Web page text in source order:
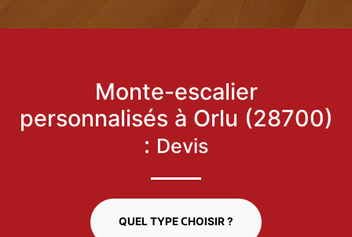
Monte-escalier
personnalisés à Orlu (28700)
: Devis
QUEL TYPE CHOISIR ?